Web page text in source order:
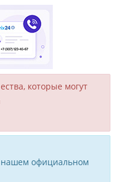
кото­рые могут
нашем официальном